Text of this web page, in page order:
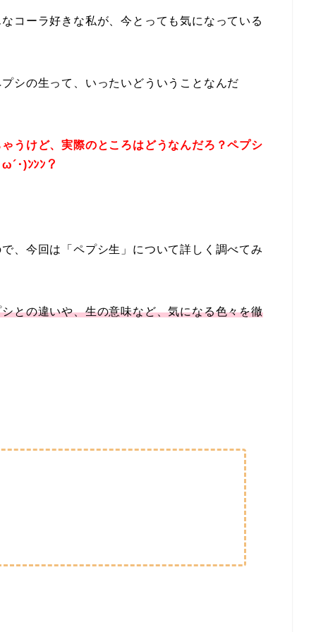
コーラ好きな私が、今とっても気になっている
シの生って、いったいどういうことなんだ
うけど、実際のところはどうなんだろ？ペプシ
･)ﾝﾝﾝ？
、今回は「ペプシ生」について詳しく調べてみ
との違いや、生の意味など、気になる色々を徹